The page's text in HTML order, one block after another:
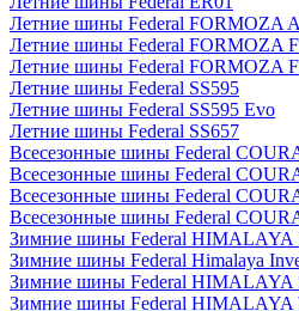
Летние шины Federal FORMOZA
Летние шины Federal FORMOZA
Летние шины Federal FORMOZA
Летние шины Federal SS595
Летние шины Federal SS595 Evo
Летние шины Federal SS657
Всесезонные шины Federal
Всесезонные шины Federal
Всесезонные шины Federal
Всесезонные шины Federal
Зимние шины Federal HIMALAYA
Зимние шины Federal Himalaya
Зимние шины Federal HIMALAYA
Зимние шины Federal HIMALAYA